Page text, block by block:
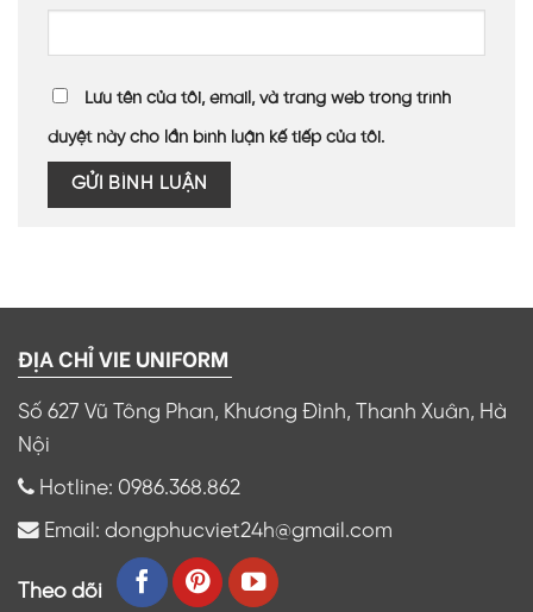
Lưu tên của tôi, email, và trang web trong trình
duyệt này cho lần bình luận kế tiếp của tôi.
ĐỊA CHỈ VIE UNIFORM
Số 627 Vũ Tông Phan, Khương Đình, Thanh Xuân, Hà
Nội
Hotline: 0986.368.862
Email: dongphucviet24h@gmail.com
Theo dõi